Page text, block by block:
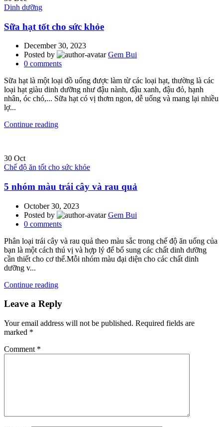
Dinh dưỡng
Sữa hạt tốt cho sức khỏe
December 30, 2023
Posted by
Gem Bui
0 comments
Sữa hạt là một loại đồ uống được làm từ các loại hạt, thường là các
loại hạt giàu dinh dưỡng như đậu nành, đậu xanh, đậu đỏ, hạnh
nhân, óc chó,... Sữa hạt có vị thơm ngon, dễ uống và mang lại nhiều
lợ...
Continue reading
30 Oct
Chế độ ăn tốt cho sức khỏe
5 nhóm màu trái cây và rau quả
October 30, 2023
Posted by
Gem Bui
0 comments
Phân loại trái cây và rau quả theo màu sắc trong chế độ ăn uống của
bạn là một cách thú vị và hợp lý để bổ sung các chất dinh dưỡng
cần thiết cho cơ thể.Mỗi nhóm màu đại diện cho các chất dinh
dưỡng v...
Continue reading
Leave a Reply
Your email address will not be published. Required fields are
marked *
Comment *